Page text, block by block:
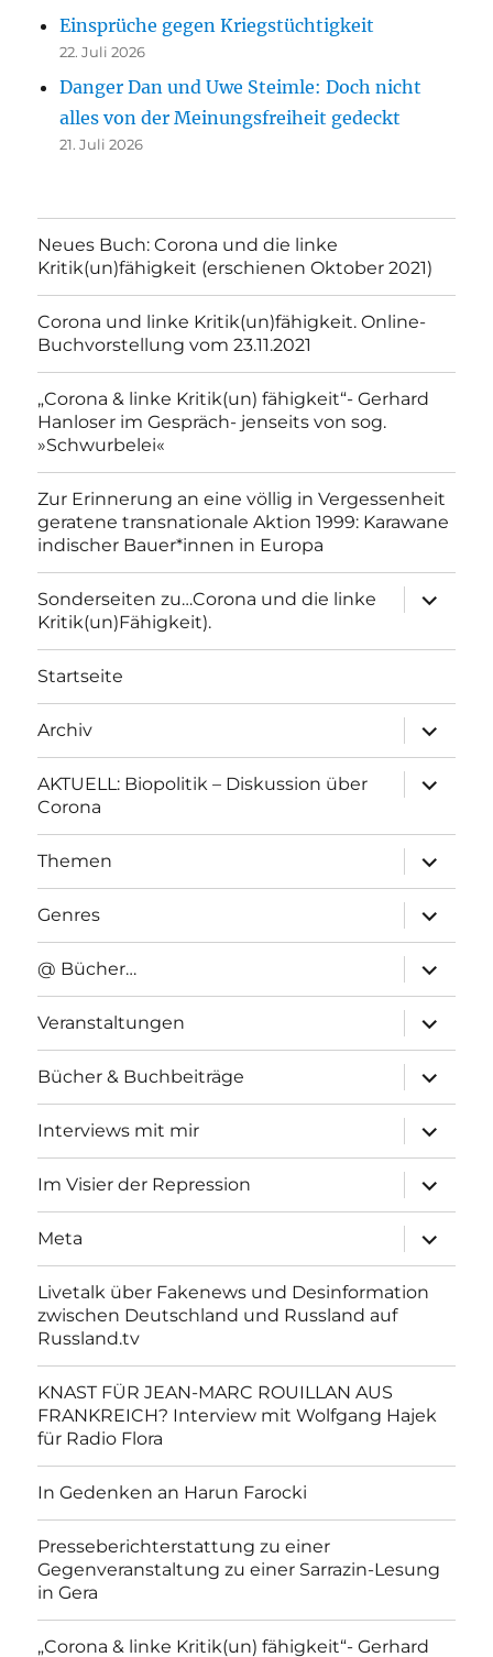
Einsprüche gegen Kriegstüchtigkeit
22. Juli 2026
Danger Dan und Uwe Steimle: Doch nicht
alles von der Meinungsfreiheit gedeckt
21. Juli 2026
Neues Buch: Corona und die linke
Kritik(un)fähigkeit (erschienen Oktober 2021)
Corona und linke Kritik(un)fähigkeit. Online-
Buchvorstellung vom 23.11.2021
„Corona & linke Kritik(un) fähigkeit“- Gerhard
Hanloser im Gespräch- jenseits von sog.
»Schwurbelei«
Zur Erinnerung an eine völlig in Vergessenheit
geratene transnationale Aktion 1999: Karawane
indischer Bauer*innen in Europa
Sonderseiten zu…Corona und die linke
Kritik(un)Fähigkeit).
anzeigen
Startseite
Archiv
anzeigen
AKTUELL: Biopolitik – Diskussion über
Corona
anzeigen
Themen
anzeigen
Genres
anzeigen
@ Bücher…
anzeigen
Veranstaltungen
anzeigen
Bücher & Buchbeiträge
anzeigen
Interviews mit mir
anzeigen
Im Visier der Repression
anzeigen
Meta
anzeigen
Livetalk über Fakenews und Desinformation
zwischen Deutschland und Russland auf
Russland.tv
KNAST FÜR JEAN-MARC ROUILLAN AUS
FRANKREICH? Interview mit Wolfgang Hajek
für Radio Flora
In Gedenken an Harun Farocki
Presseberichterstattung zu einer
Gegenveranstaltung zu einer Sarrazin-Lesung
in Gera
„Corona & linke Kritik(un) fähigkeit“- Gerhard